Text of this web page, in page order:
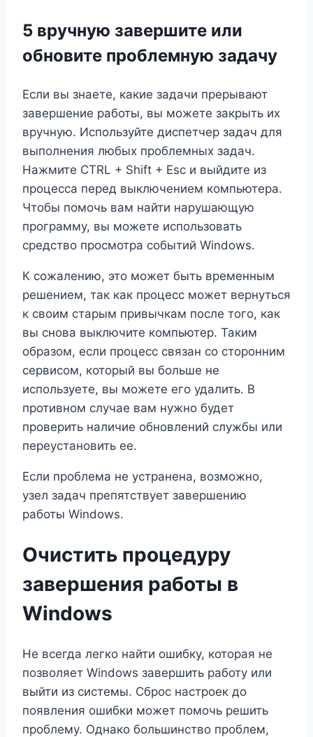
5 вручную завершите или
обновите проблемную задачу
Если вы знаете, какие задачи прерывают
завершение работы, вы можете закрыть их
вручную. Используйте диспетчер задач для
выполнения любых проблемных задач.
Нажмите CTRL + Shift + Esc и выйдите из
процесса перед выключением компьютера.
Чтобы помочь вам найти нарушающую
программу, вы можете использовать
средство просмотра событий Windows.
К сожалению, это может быть временным
решением, так как процесс может вернуться
к своим старым привычкам после того, как
вы снова выключите компьютер. Таким
образом, если процесс связан со сторонним
сервисом, который вы больше не
используете, вы можете его удалить. В
противном случае вам нужно будет
проверить наличие обновлений службы или
переустановить ее.
Если проблема не устранена, возможно,
узел задач препятствует завершению
работы Windows.
Очистить процедуру
завершения работы в
Windows
Не всегда легко найти ошибку, которая не
позволяет Windows завершить работу или
выйти из системы. Сброс настроек до
появления ошибки может помочь решить
проблему. Однако большинство проблем,